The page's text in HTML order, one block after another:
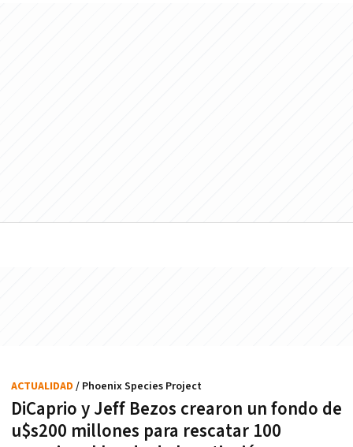
DiCaprio y Jeff Bezos crearon un fondo de
u$s200 millones para rescatar 100
ACTUALIDAD / Phoenix Species Project